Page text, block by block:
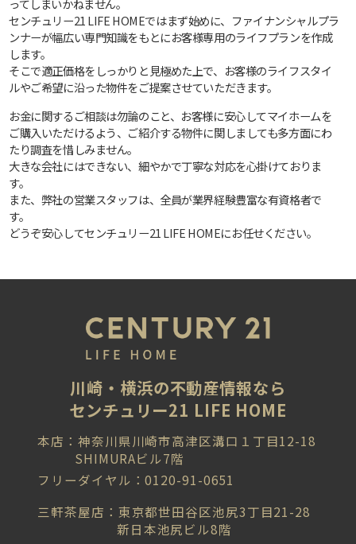
ってしまいかねません。
センチュリー21 LIFE HOMEではまず始めに、ファイナンシャルプラ
ンナーが幅広い専門知識をもとにお客様専用のライフプランを作成
します。
そこで適正価格をしっかりと見極めた上で、お客様のライフスタイ
ルやご希望に沿った物件をご提案させていただきます。
お金に関するご相談は勿論のこと、お客様に安心してマイホームを
ご購入いただけるよう、ご紹介する物件に関しましても多方面にわ
たり調査を惜しみません。
大きな会社にはできない、細やかで丁寧な対応を心掛けておりま
す。
また、弊社の営業スタッフは、全員が業界経験豊富な有資格者で
す。
どうぞ安心してセンチュリー21 LIFE HOMEにお任せください。
川崎・横浜の不動産情報なら
センチュリー21 LIFE HOME
本店：神奈川県川崎市高津区溝口１丁目12-18
SHIMURAビル7階
フリーダイヤル：0120-91-0651
三軒茶屋店：東京都世田谷区池尻3丁目21-28
新日本池尻ビル8階